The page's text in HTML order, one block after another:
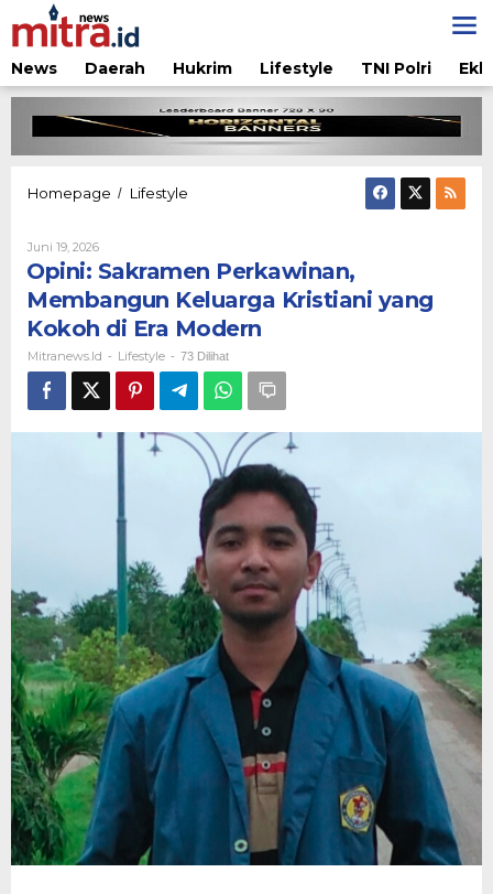
Lewati
ke
konten
News
Daerah Hukrim Lifestyle TNI Polri
Homepage / Lifestyle
Keluarga
Kristiani
yang
Kokoh
di
Era
Modern
Juni 19, 2026Oleh
Mitranews.id
Opini: Sakramen Perkawinan,
Membangun Keluarga Kristiani yang
Kokoh di Era Modern
Mitranews.id - Lifestyle - 73 Dilihat